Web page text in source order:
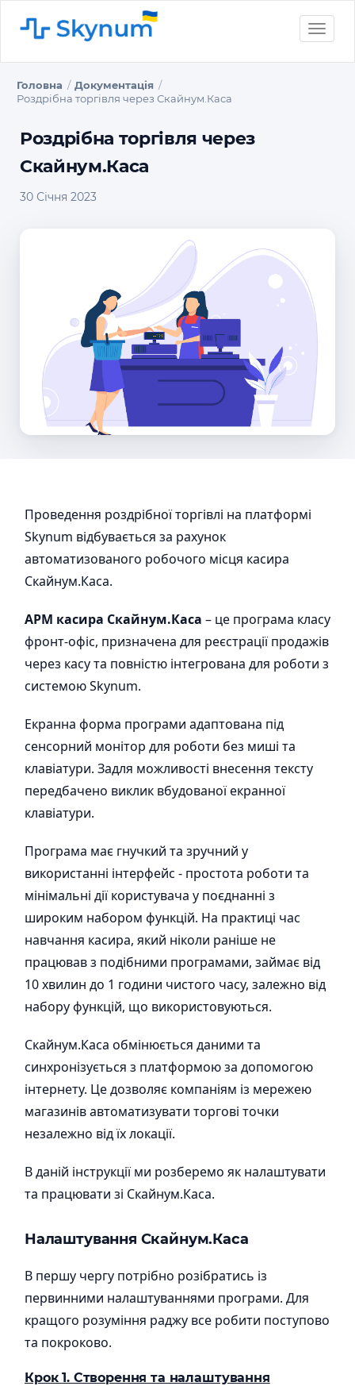
Toggle
Головна
Документація
Роздрібна торгівля через Скайнум.Каса
Роздрібна торгівля через
Скайнум.Каса
30 Січня 2023
Проведення роздрібної торгівлі на платформі
Skynum відбувається за рахунок
автоматизованого робочого місця касира
Скайнум.Каса.
АРМ касира Скайнум.Каса – це програма класу
фронт-офіс, призначена для реєстрації продажів
через касу та повністю інтегрована для роботи з
системою Skynum.
Екранна форма програми адаптована під
сенсорний монітор для роботи без миші та
клавіатури. Задля можливості внесення тексту
передбачено виклик вбудованої екранної
клавіатури.
Програма має гнучкий та зручний у
використанні інтерфейс - простота роботи та
мінімальні дії користувача у поєднанні з
широким набором функцій. На практиці час
навчання касира, який ніколи раніше не
працював з подібними програмами, займає від
10 хвилин до 1 години чистого часу, залежно від
набору функцій, що використовуються.
Скайнум.Каса обмінюється даними та
синхронізується з платформою за допомогою
інтернету. Це дозволяє компаніям із мережею
магазинів автоматизувати торгові точки
незалежно від їх локації.
В даній інструкції ми розберемо як налаштувати
та працювати зі Скайнум.Каса.
Налаштування Скайнум.Каса
В першу чергу потрібно розібратись із
первинними налаштуваннями програми. Для
кращого розуміння раджу все робити поступово
та покроково.
Крок 1. Створення та налаштування